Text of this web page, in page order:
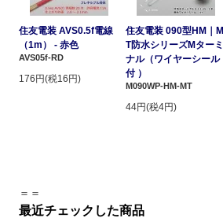
住友電装 AVS0.5f電線
（1m） - 赤色
AVS05f-RD
176円(税16円)
住友電装 090型HM｜M
T防水シリーズMターミ
ナル（ワイヤーシール
付 ）
M090WP-HM-MT
44円(税4円)
＝＝
最近チェックした商品